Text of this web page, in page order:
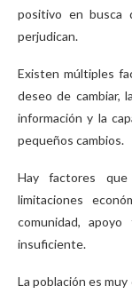
positivo en busca
perjudican.
Existen múltiples
deseo de cambiar,
información y la
pequeños cambios.
Hay factores
limitaciones
comunidad,
insuficiente.
La población es